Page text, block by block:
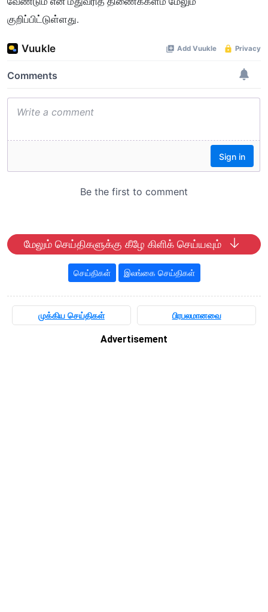
குறிப்பிட்டுள்ளது.
மேலும் செய்திகளுக்கு கீழே கிளிக் செய்யவும்
செய்திகள் இலங்கை செய்திகள்
முக்கிய செய்திகள் பிரபலமானவை
Advertisement